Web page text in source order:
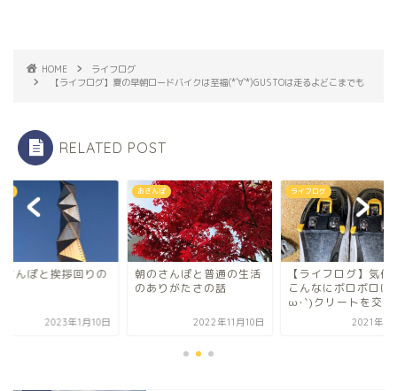
HOME
ライフログ
【ライフログ】夏の早朝ロードバイクは至福(*´∀`*)GUSTOは走るよどこまでも
RELATED POST
さんぽと挨拶回りの
2023年1月10日
おさんぽ
朝のさんぽと普通の生活
のありがたさの話
2022年11月10日
ライフログ
【ライフログ】気付
こんなにボロボロに
ω･`)クリートを交...
2021年10